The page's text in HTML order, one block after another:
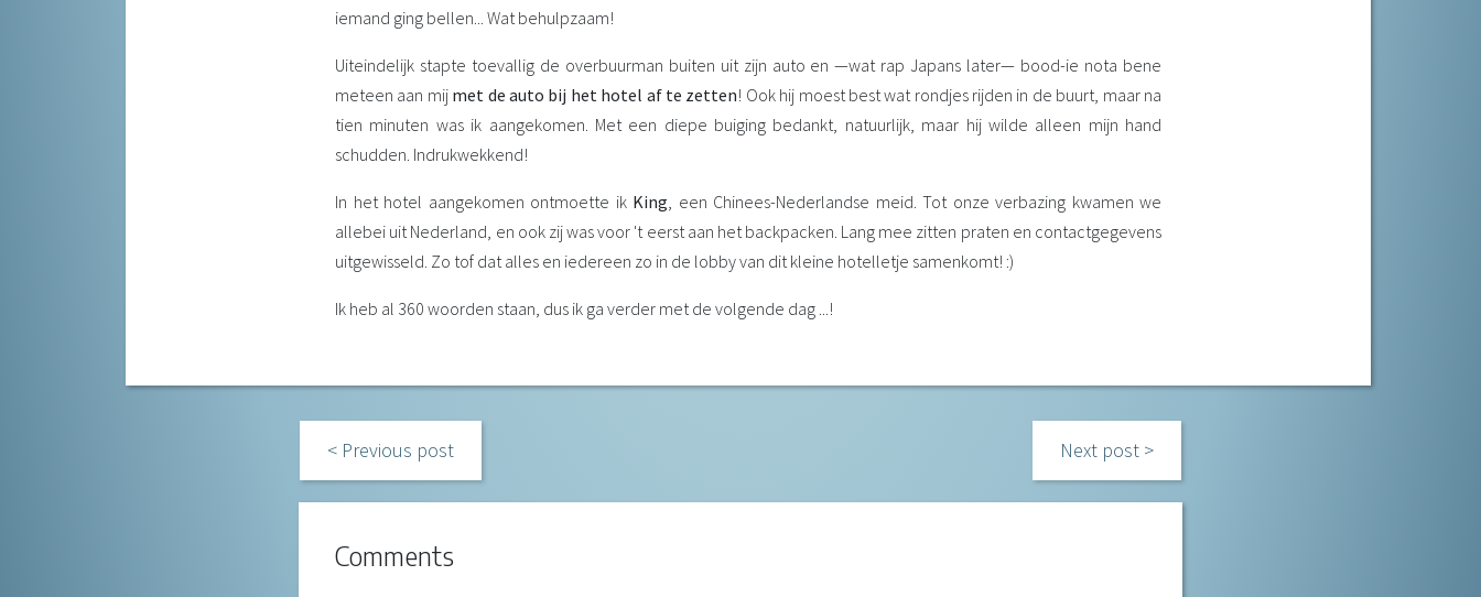
iemand ging bellen... Wat behulpzaam!
Uiteindelijk stapte toevallig de overbuurman buiten uit zijn auto en —wat rap Japans later— bood-ie nota bene
meteen aan mij met de auto bij het hotel af te zetten! Ook hij moest best wat rondjes rijden in de buurt, maar na
tien minuten was ik aangekomen. Met een diepe buiging bedankt, natuurlijk, maar hij wilde alleen mijn hand
schudden. Indrukwekkend!
In het hotel aangekomen ontmoette ik King , een Chinees-Nederlandse meid. Tot onze verbazing kwamen we
allebei uit Nederland, en ook zij was voor 't eerst aan het backpacken. Lang mee zitten praten en contactgegevens
uitgewisseld. Zo tof dat alles en iedereen zo in de lobby van dit kleine hotelletje samenkomt! :)
Ik heb al 360 woorden staan, dus ik ga verder met de volgende dag ...!
Next post
Previous post
Comments